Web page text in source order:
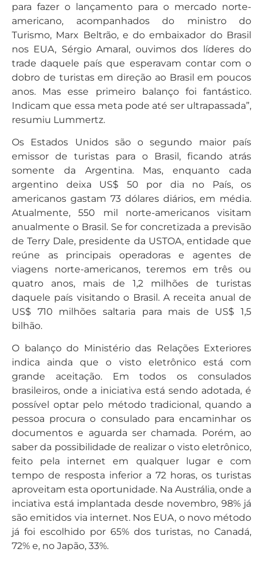
para fazer o lançamento para o mercado norte-
americano, acompanhados do ministro do
Turismo, Marx Beltrão, e do embaixador do Brasil
nos EUA, Sérgio Amaral, ouvimos dos líderes do
trade daquele país que esperavam contar com o
dobro de turistas em direção ao Brasil em poucos
anos. Mas esse primeiro balanço foi fantástico.
Indicam que essa meta pode até ser ultrapassada”,
resumiu Lummertz.
Os Estados Unidos são o segundo maior país
emissor de turistas para o Brasil, ficando atrás
somente da Argentina. Mas, enquanto cada
argentino deixa US$ 50 por dia no País, os
americanos gastam 73 dólares diários, em média.
Atualmente, 550 mil norte-americanos visitam
anualmente o Brasil. Se for concretizada a previsão
de Terry Dale, presidente da USTOA, entidade que
reúne as principais operadoras e agentes de
viagens norte-americanos, teremos em três ou
quatro anos, mais de 1,2 milhões de turistas
daquele país visitando o Brasil. A receita anual de
US$ 710 milhões saltaria para mais de US$ 1,5
bilhão.
O balanço do Ministério das Relações Exteriores
indica ainda que o visto eletrônico está com
grande aceitação. Em todos os consulados
brasileiros, onde a iniciativa está sendo adotada, é
possível optar pelo método tradicional, quando a
pessoa procura o consulado para encaminhar os
documentos e aguarda ser chamada. Porém, ao
saber da possibilidade de realizar o visto eletrônico,
feito pela internet em qualquer lugar e com
tempo de resposta inferior a 72 horas, os turistas
aproveitam esta oportunidade. Na Austrália, onde a
inciativa está implantada desde novembro, 98% já
são emitidos via internet. Nos EUA, o novo método
já foi escolhido por 65% dos turistas, no Canadá,
72% e, no Japão, 33%.